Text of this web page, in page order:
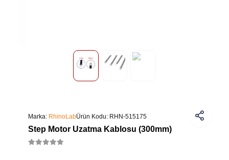
Marka: RhinoLabÜrün Kodu: RHN-515175
Step Motor Uzatma Kablosu (300mm)